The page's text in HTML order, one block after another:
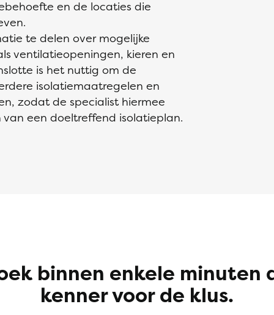
en de locaties die
te delen over mogelijke
ventilatieopeningen, kieren en
is het nuttig om de
isolatiemaatregelen en
zodat de specialist hiermee
een doeltreffend isolatieplan.
binnen enkele minuten
kenner voor de klus.